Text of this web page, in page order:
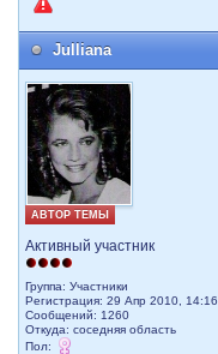
Julliana
АВТОР ТЕМЫ
Активный участник
Группа: Участники
Регистрация: 29 Апр 2010, 14:16
Сообщений: 1260
Откуда: соседняя область
Пол: